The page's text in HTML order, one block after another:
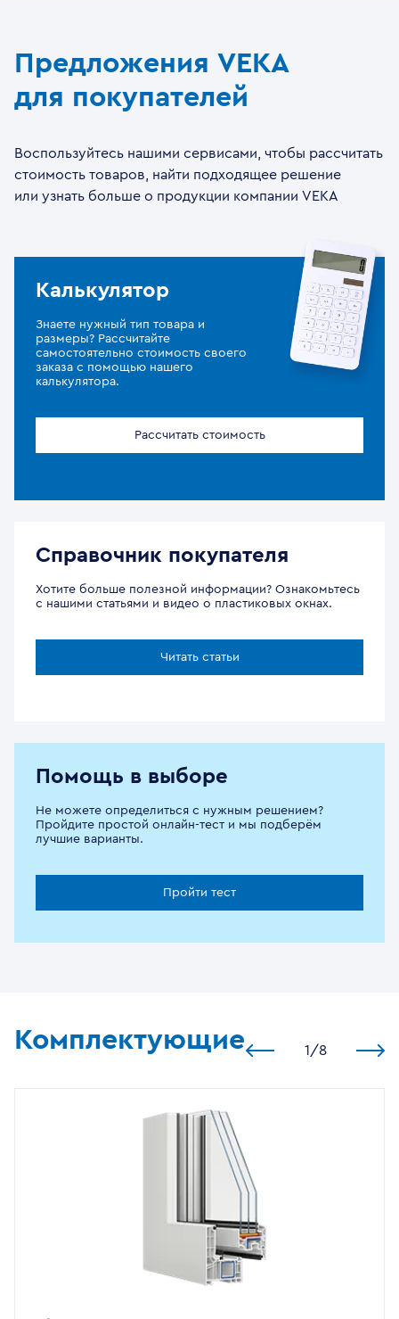
Предложения VEKA
для покупателей
Воспользуйтесь нашими сервисами, чтобы рассчитать
стоимость товаров, найти подходящее решение
или узнать больше о продукции компании VEKA
Калькулятор
Знаете нужный тип товара и
размеры? Рассчитайте
самостоятельно стоимость своего
заказа с помощью нашего
калькулятора.
Рассчитать стоимость
Справочник покупателя
Хотите больше полезной информации? Ознакомьтесь
с нашими статьями и видео о пластиковых окнах.
Читать статьи
Помощь в выборе
Не можете определиться с нужным решением?
Пройдите простой онлайн-тест и мы подберём
лучшие варианты.
Пройти тест
Комплектующие 1 /8